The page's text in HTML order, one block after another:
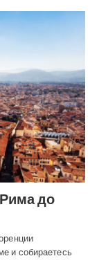
до
и собираетесь